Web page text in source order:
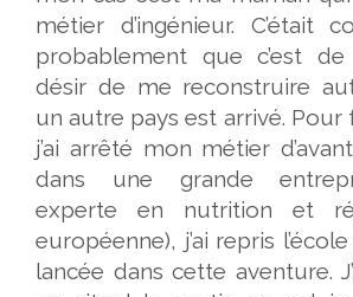
métier d’ingénieur. C’était
probablement que c’est
désir de me reconstruire
un autre pays est arrivé.
j’ai arrêté mon métier
dans une grande
experte en nutrition et
européenne), j’ai repris
lancée dans cette aventure.